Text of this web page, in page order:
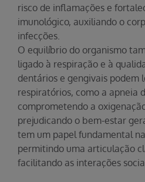
risco de inflamações e
imunológico, auxiliando o
infecções.
O equilíbrio do organismo
ligado à respiração e à
dentários e gengivais podem
respiratórios, como a apneia
comprometendo a
prejudicando o bem-estar
tem um papel fundamental
permitindo uma articulação
facilitando as interações